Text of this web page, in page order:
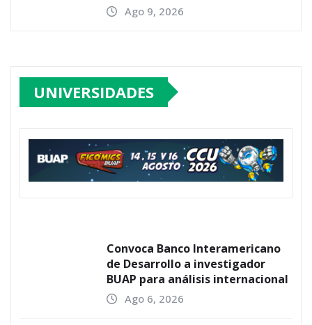
Ago 9, 2026
UNIVERSIDADES
Convoca Banco Interamericano
de Desarrollo a investigador
BUAP para análisis internacional
Ago 6, 2026